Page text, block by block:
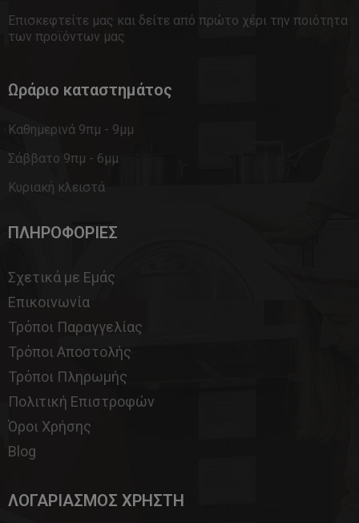
Επισκεφτείτε μας και δείτε από πρώτο χέρι την ποιότητα
των προϊόντων μας
Ωράριο καταστημάτος
Καθημερινά 9πμ - 9μμ
Σάββατο 9πμ - 6μμ
Κυριακή κλειστά
ΠΛΗΡΟΦΟΡΙΕΣ
Σχετικά με Εμάς
Επικοινωνία
Τρόποι Παραγγελίας
Τρόποι Αποστολής
Τρόποι Πληρωμής
Πολιτική Επιστροφών
Όροι Χρήσης
Blog
ΛΟΓΑΡΙΑΣΜΟΣ ΧΡΗΣΤΗ